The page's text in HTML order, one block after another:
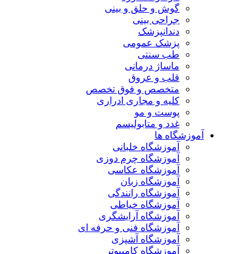
گوش و حلق و بینی
جراحی بینی
دندانپزشک
پزشک عمومی
طب سنتی
ماساژ درمانی
قلب و عروق
متخصص و فوق تخصص
کلیه و مجاری ادراری
پوست و مو
غدد و متابولیسم
آموزشگاه ها
آموزشگاه خلبانی
آموزشگاه چرم دوزی
آموزشگاه عکاسی
آموزشگاه زبان
آموزشگاه رانندگی
آموزشگاه خیاطی
آموزشگاه آرایشگری
آموزشگاه فنی و حرفه ای
آموزشگاه آشپزی
آموزشگاه کامپیوتر